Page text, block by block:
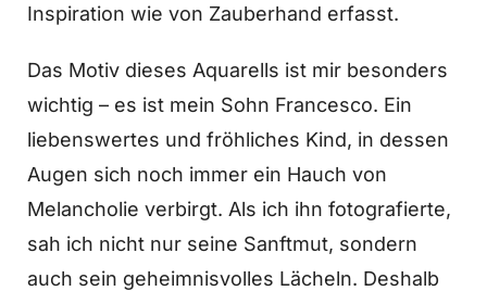
Inspiration wie von Zauberhand erfasst.
Das Motiv dieses Aquarells ist mir besonders
wichtig – es ist mein Sohn Francesco. Ein
liebenswertes und fröhliches Kind, in dessen
Augen sich noch immer ein Hauch von
Melancholie verbirgt. Als ich ihn fotografierte,
sah ich nicht nur seine Sanftmut, sondern
auch sein geheimnisvolles Lächeln. Deshalb